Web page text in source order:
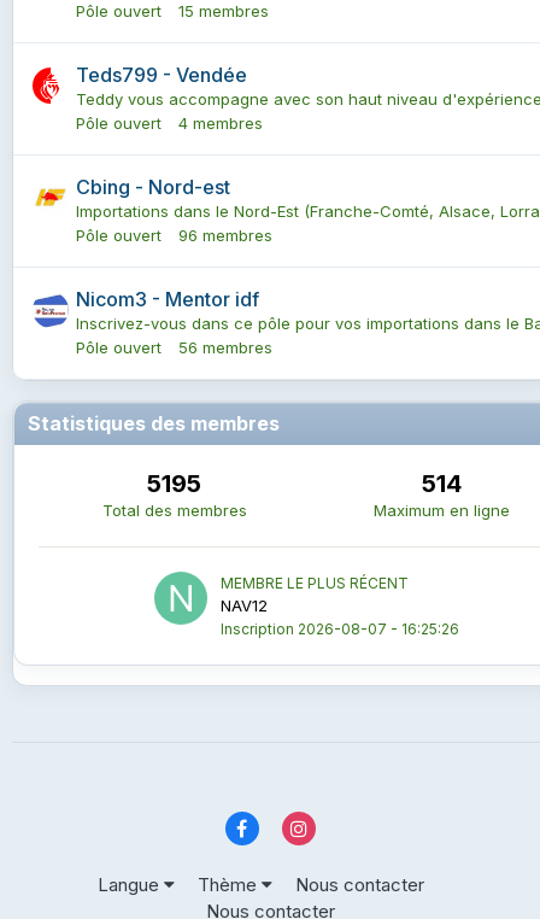
Pôle ouvert
15 membres
Teds799 - Vendée
Teddy vous accompagne avec son haut niveau
Pôle ouvert
4 membres
Cbing - Nord-est
Importations dans le Nord-Est (Franche-Comté, Alsace,
Pôle ouvert
96 membres
Nicom3 - Mentor idf
Inscrivez-vous dans ce pôle pour vos importations dans le
Pôle ouvert
56 membres
Statistiques des membres
5195
Total des membres
514
Maximum en ligne
MEMBRE LE PLUS RÉCENT
NAV12
Inscription 2026-08-07 - 16:25:26
Langue Thème
Nous contacter
Nous contacter